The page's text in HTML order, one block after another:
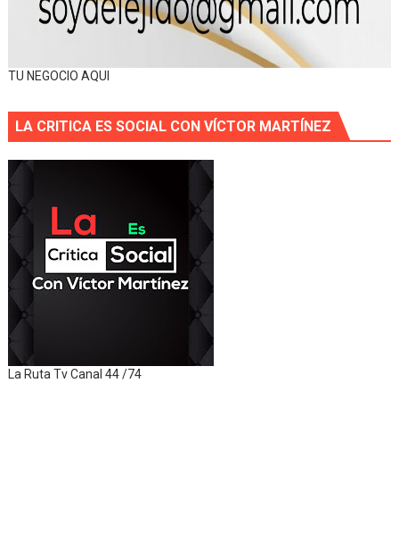
TU NEGOCIO AQUI
LA CRITICA ES SOCIAL CON VÍCTOR MARTÍNEZ
La Ruta Tv Canal 44 /74